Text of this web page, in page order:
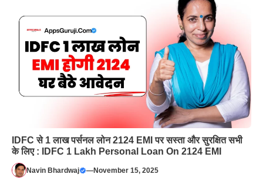
IDFC से 1 लाख पर्सनल लोन 2124 EMI पर सस्ता और सुरक्षित सभी
के लिए : IDFC 1 Lakh Personal Loan On 2124 EMI
Navin Bhardwaj —November 15, 2025